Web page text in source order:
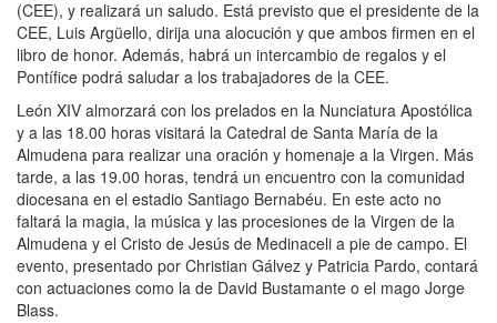
(CEE), y realizará un saludo. Está previsto que el presidente de la
CEE, Luis Argüello, dirija una alocución y que ambos firmen en el
libro de honor. Además, habrá un intercambio de regalos y el
Pontífice podrá saludar a los trabajadores de la CEE.
León XIV almorzará con los prelados en la Nunciatura Apostólica
y a las 18.00 horas visitará la Catedral de Santa María de la
Almudena para realizar una oración y homenaje a la Virgen. Más
tarde, a las 19.00 horas, tendrá un encuentro con la comunidad
diocesana en el estadio Santiago Bernabéu. En este acto no
faltará la magia, la música y las procesiones de la Virgen de la
Almudena y el Cristo de Jesús de Medinaceli a pie de campo. El
evento, presentado por Christian Gálvez y Patricia Pardo, contará
con actuaciones como la de David Bustamante o el mago Jorge
Blass.